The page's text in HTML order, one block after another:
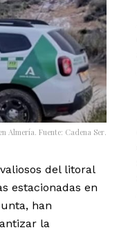
Almería. Fuente: Cadena Ser.
del litoral
estacionadas en
han
la